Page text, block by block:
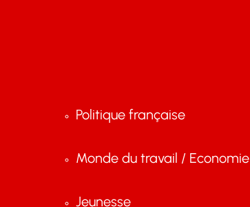
Politique française
Monde du travail / Economie
Jeunesse